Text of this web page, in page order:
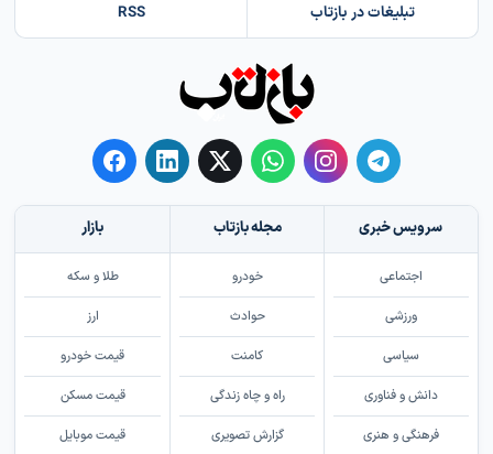
تبلیغات در بازتاب RSS
سرویس خبری
اجتماعی
ورزشی
سیاسی
دانش و فناوری
فرهنگی و هنری
مجله بازتاب
خودرو
حوادث
کامنت
راه و چاه زندگی
گزارش تصویری
بازار
طلا و سکه
ارز
قیمت خودرو
قیمت مسکن
قیمت موبایل